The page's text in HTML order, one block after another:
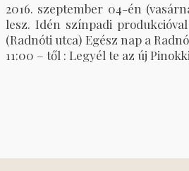
2016. szeptember 04-én
lesz. Idén színpadi
(Radnóti utca) Egész nap a
11:00 – től : Legyél te az új